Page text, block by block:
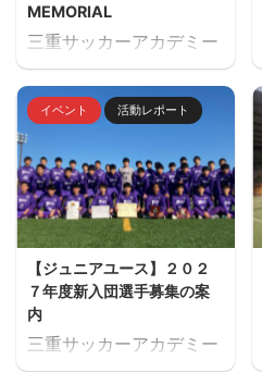
MEMORIAL
三重サッカーアカデミー
主催でU14のサッカーフ
ェスティバル
「HIRONAGUMI CUP
催しました。 ２日間天然
芝２面で対戦しました。
優勝：レイジェンド滋賀
参加チーム サルファス
ORS（静岡）・レイジェ
ンド滋賀（滋賀県）・愛
知FC・FC豊川・緑
FC（愛知県）・ヴィアテ
イベント 活動レポート
【ジュニアユース】２０２
７年度新入団選手募集の案
内
三重サッカーアカデミー